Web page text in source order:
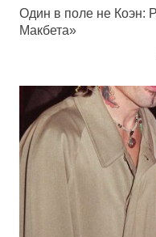
Один в поле не Коэн:
Макбета»